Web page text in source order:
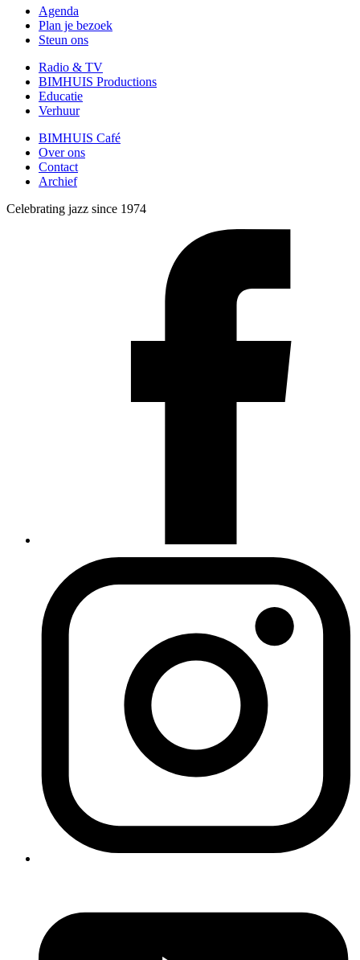
Agenda
Plan je bezoek
Steun ons
Radio & TV
BIMHUIS Productions
Educatie
Verhuur
BIMHUIS Café
Over ons
Contact
Archief
Celebrating jazz since 1974